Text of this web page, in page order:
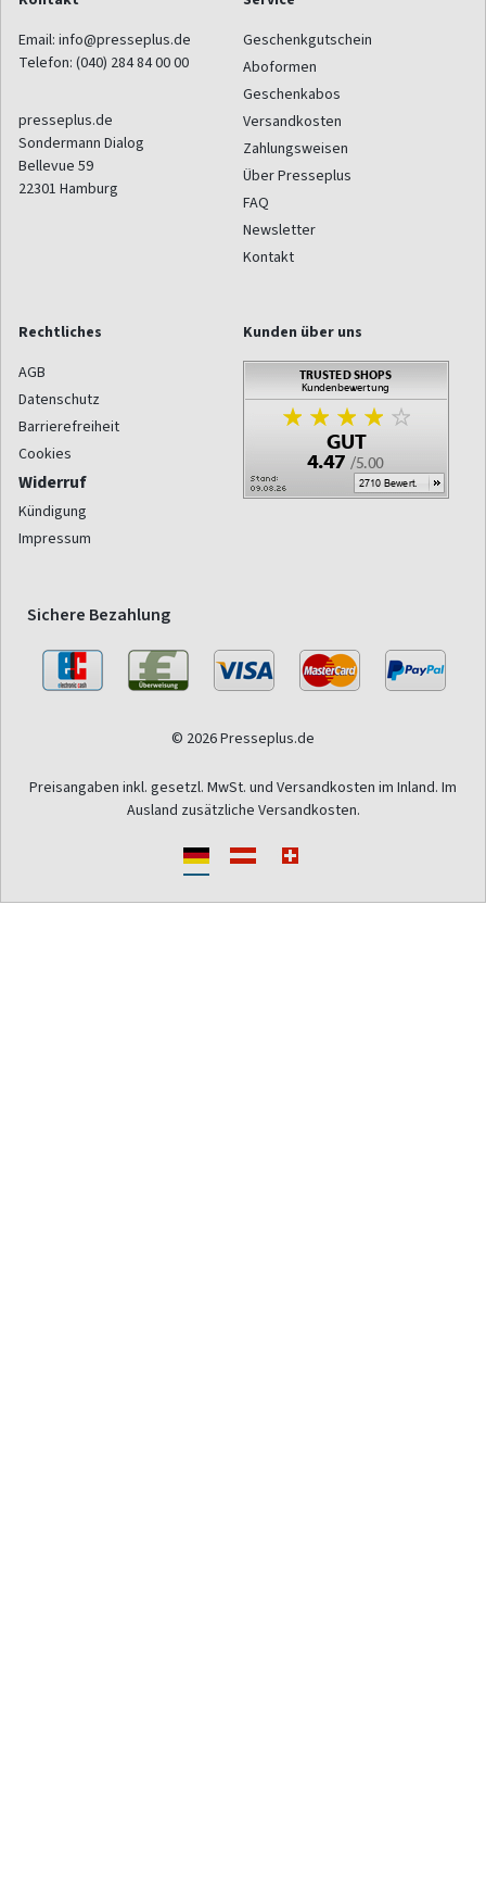
Email: info@presseplus.de
Telefon: (040) 284 84 00 00
presseplus.de
Sondermann Dialog
Bellevue 59
22301 Hamburg
Geschenkgutschein
Aboformen
Geschenkabos
Versandkosten
Zahlungsweisen
Über Presseplus
FAQ
Newsletter
Kontakt
Rechtliches
AGB
Datenschutz
Barrierefreiheit
Cookies
Widerruf
Kündigung
Impressum
Kunden über uns
Sichere Bezahlung
© 2026 Presseplus.de
Preisangaben inkl. gesetzl. MwSt. und Versandkosten im Inland. Im
Ausland zusätzliche Versandkosten.